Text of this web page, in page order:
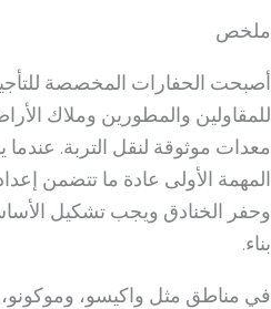
ملخص
أصبحت الحفارات المخصصة
للمقاولين والمطورين وملاك
معدات موثوقة لنقل التربة. عندما
المهمة الأولى عادة ما تتضمن
وحفر الخنادق ويجب تشكيل
بناء.
في مناطق مثل واكيسو، وموكونو،